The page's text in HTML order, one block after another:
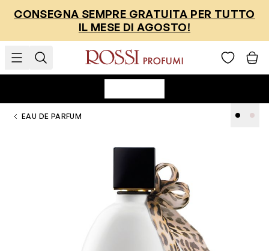
CONSEGNA SEMPRE GRATUITA PER TUTTO
IL MESE DI AGOSTO!
EAU DE PARFUM